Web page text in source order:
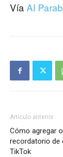
Vía AI
Artículo anterior
Cómo agregar
recordatorio de
TikTok